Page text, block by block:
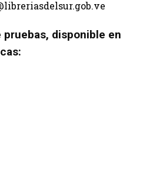
disponible en